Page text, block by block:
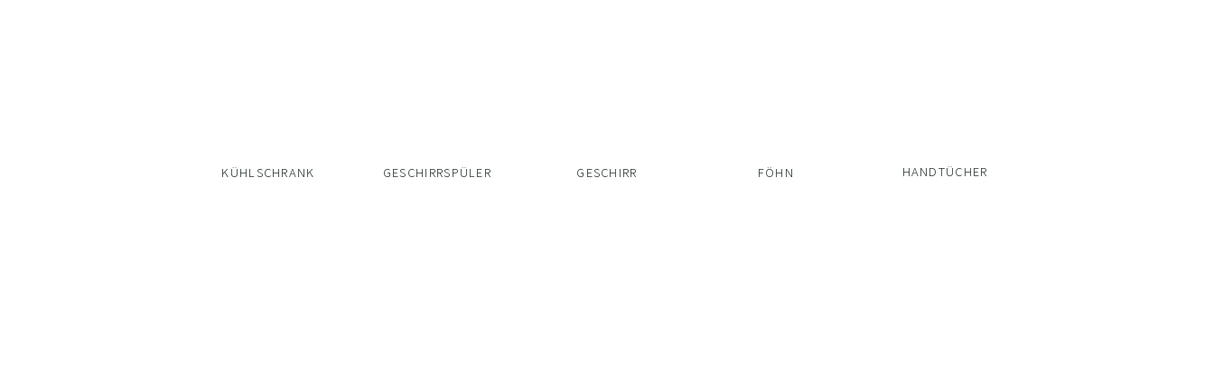
KÜHLSCHRANK GESCHIRRSPÜLER GESCHIRR FÖHN HANDTÜCHER